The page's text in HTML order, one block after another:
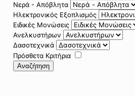
Νερά - Απόβλητα
Ηλεκτρονικός Εξοπλισμός
Ειδικές Μονώσεις
Ανελκυστήρων
Δασοτεχνικά
Πρόσθετα Κριτήρια
Αναζήτηση